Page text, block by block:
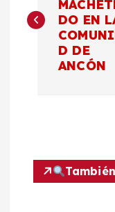
v
c
DO EN
D DE
ANCÓN